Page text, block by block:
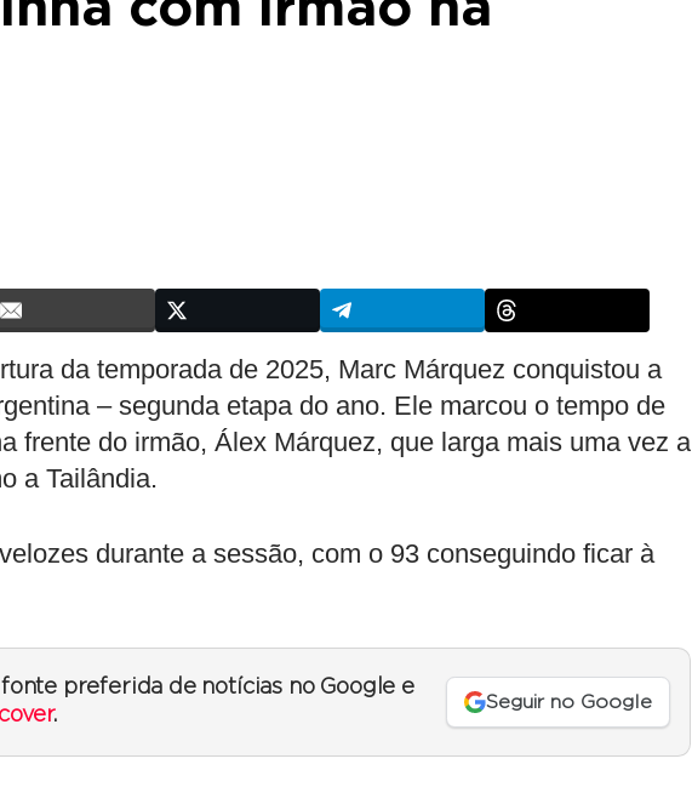
da temporada de 2025, Marc Márquez conquistou a
– segunda etapa do ano. Ele marcou o tempo de
frente do irmão, Álex Márquez, que larga mais uma vez a
a Tailândia.
durante a sessão, com o 93 conseguindo ficar à
fonte preferida de notícias no Google e
.
Seguir no Google